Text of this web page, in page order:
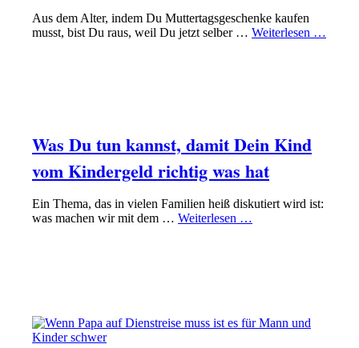
Aus dem Alter, indem Du Muttertagsgeschenke kaufen
musst, bist Du raus, weil Du jetzt selber … Weiterlesen …
Was Du tun kannst, damit Dein Kind
vom Kindergeld richtig was hat
Ein Thema, das in vielen Familien heiß diskutiert wird ist:
was machen wir mit dem … Weiterlesen …